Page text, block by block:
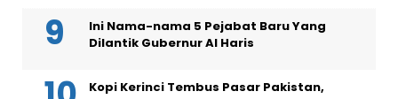
Ini Nama-nama 5 Pejabat Baru Yang
Dilantik Gubernur Al Haris
Kopi Kerinci Tembus Pasar Pakistan,